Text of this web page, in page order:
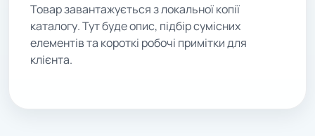
Товар завантажується з локальної копії
каталогу. Тут буде опис, підбір сумісних
елементів та короткі робочі примітки для
клієнта.